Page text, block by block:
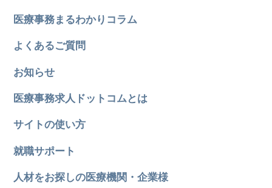
医療事務まるわかりコラム
よくあるご質問
お知らせ
医療事務求人ドットコムとは
サイトの使い方
就職サポート
人材をお探しの医療機関・企業様